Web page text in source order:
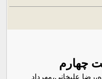
چهارم
علیخانی،مهرداد